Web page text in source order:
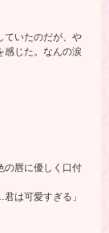
ていたのだが、や
感じた。なんの涙
の唇に優しく口付
は可愛すぎる」